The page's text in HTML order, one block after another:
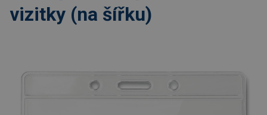
vizitky (na šířku)